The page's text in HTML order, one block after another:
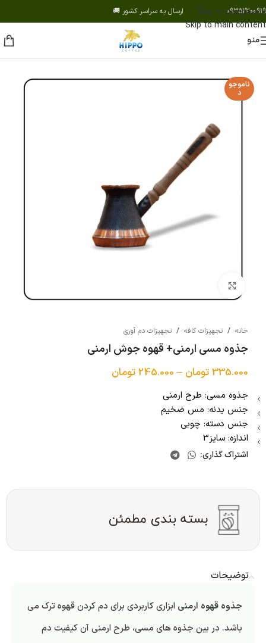
Skip to navigation
Skip to main content
09352200919 ارسال به سراسر کشور 🚚
منو
ناموجو
د
خانه / تجهیزات کافه / تجهیزات دم آوری
جذوه مسی ارمنی+ قهوه جوش ارمنی
335.000تومان –
245.000تومان
جذوه مسی: طرح ارمنی
جنس بدنه: مس ضخیم
جنس دسته: چوبی
اندازه: سایز3
اشتراک گذاری:
توضیحات
جذوه قهوه ارمنی ابزاری کاربردی برای دم کردن قهوه ترک می
باشد. در بین جذوه های مسی، طرح ارمنی آن کیفیت دم